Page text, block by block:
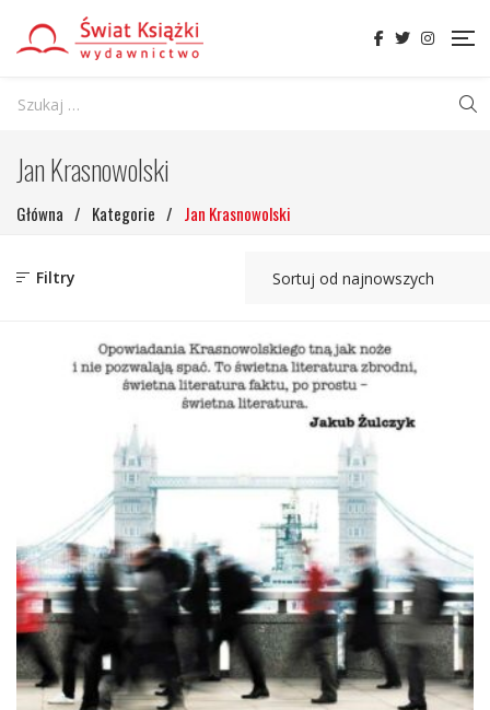
Jan Krasnowolski
Główna / Kategorie / Jan Krasnowolski
Filtry